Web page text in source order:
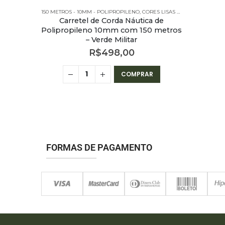
150 METROS - 10MM - POLIPROPILENO, CORES LISAS REDONDA - 150 METROS - 10MM
Carretel de Corda Náutica de
Polipropileno 10mm com 150 metros
– Verde Militar
R$498,00
COMPRAR
FORMAS DE PAGAMENTO